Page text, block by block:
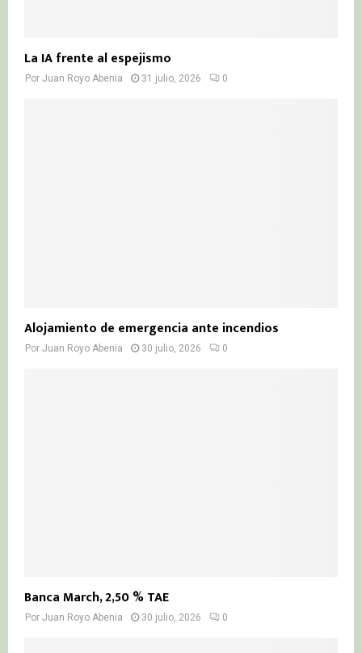
La IA frente al espejismo
Por Juan Royo Abenia 31 julio, 2026 0
Alojamiento de emergencia ante incendios
Por Juan Royo Abenia 30 julio, 2026 0
Banca March, 2,50 % TAE
Por Juan Royo Abenia 30 julio, 2026 0